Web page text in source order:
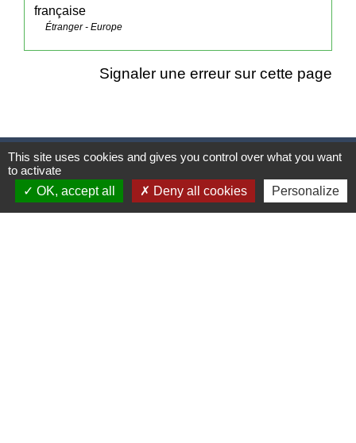
française
Étranger - Europe
Signaler une erreur sur cette page
Contacts
Mairie de Cormeray
1, RUE DE LA BUISSONNIERE
This site uses cookies and gives you control over what you want
to activate
OK, accept all
Deny all cookies Personalize